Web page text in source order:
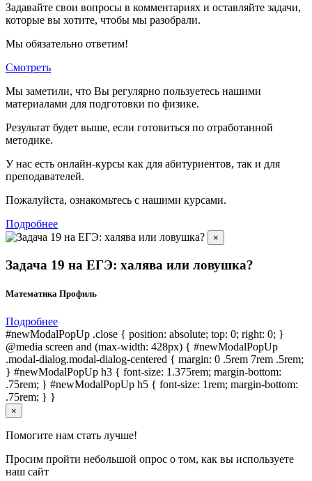
Задавайте свои вопросы в комментариях и оставляйте задачи,
которые вы хотите, чтобы мы разобрали.
Мы обязательно ответим!
Смотреть
Мы заметили, что Вы регулярно пользуетесь нашими
материалами для подготовки по физике.
Результат будет выше, если готовиться по отработанной
методике.
У нас есть онлайн-курсы как для абитуриентов, так и для
преподавателей.
Пожалуйста, ознакомьтесь с нашими курсами.
Подробнее
×
Задача 19 на ЕГЭ: халява или ловушка?
Математика Профиль
Подробнее
#newModalPopUp .close { position: absolute; top: 0; right: 0; }
@media screen and (max-width: 428px) { #newModalPopUp
.modal-dialog.modal-dialog-centered { margin: 0 .5rem 7rem .5rem;
} #newModalPopUp h3 { font-size: 1.375rem; margin-bottom:
.75rem; } #newModalPopUp h5 { font-size: 1rem; margin-bottom:
.75rem; } }
×
Помогите нам стать лучше!
Просим пройти небольшой опрос о том, как вы используете
наш сайт